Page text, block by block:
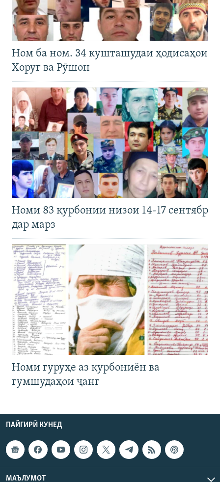
Ном ба ном. 34 кушташудаи ҳодисаҳои
Хоруғ ва Рӯшон
Номи 83 қурбонии низои 14-17 сентябр
дар марз
Номи гуруҳе аз қурбониён ва
гумшудаҳои ҷанг
ПАЙГИРӢ КУНЕД
МАЪЛУМОТ